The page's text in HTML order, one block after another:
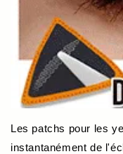
Les patchs pour les
instantanément de